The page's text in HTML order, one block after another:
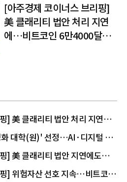
[아주경제 코이너스 브리핑]
美 클래리티 법안 처리 지연
에…비트코인 6만4000달러
] 美 클래리티 법안 처리 지연
대학(원)' 선정…AI·디지털 금
] 美 클래리티 법안 지연에도…
] 위험자산 선호 지속…비트코인